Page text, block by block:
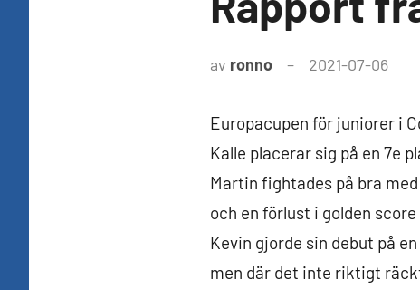
av ronno 2021-07-06
Europacupen för juniorer i
Kalle placerar sig på en 7e
Martin fightades på bra
och en förlust i golden
Kevin gjorde sin debut på
men där det inte riktigt